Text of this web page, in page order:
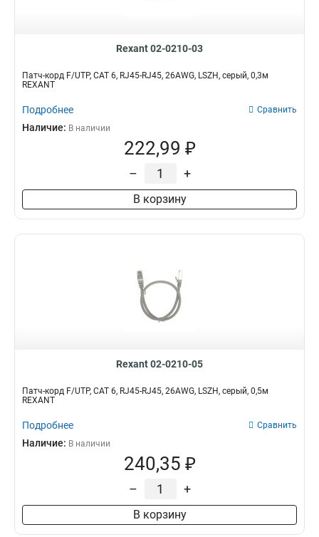
Rexant 02-0210-03
Патч-корд F/UTP, CAT 6, RJ45-RJ45, 26AWG, LSZH, серый, 0,3м
REXANT
Подробнее Сравнить
Наличие: В наличии
222,99 ₽
– +
В корзину
Rexant 02-0210-05
Патч-корд F/UTP, CAT 6, RJ45-RJ45, 26AWG, LSZH, серый, 0,5м
REXANT
Подробнее Сравнить
Наличие: В наличии
240,35 ₽
– +
В корзину